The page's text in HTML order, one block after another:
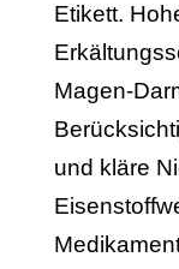
Etikett.
Magen-
und kläre